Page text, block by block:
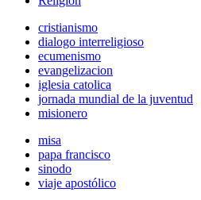
cristianismo
dialogo interreligioso
ecumenismo
evangelizacion
iglesia catolica
jornada mundial de la juventud
misionero
misa
papa francisco
sinodo
viaje apostólico